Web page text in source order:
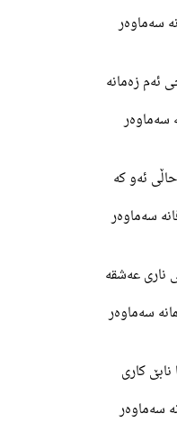
سەماوەر
زەمانە
سەماوەر
ئەو کە
سەماوەر
ناری عەشقە
سەماوەر
کاری
سەماوەر